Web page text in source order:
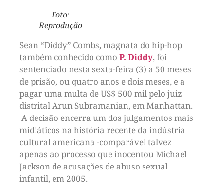
Foto:
Reprodução
Sean “Diddy” Combs, magnata do hip-hop
também conhecido como P. Diddy, foi
sentenciado nesta sexta-feira (3) a 50 meses
de prisão, ou quatro anos e dois meses, e a
pagar uma multa de US$ 500 mil pelo juiz
distrital Arun Subramanian, em Manhattan.
A decisão encerra um dos julgamentos mais
midiáticos na história recente da indústria
cultural americana -comparável talvez
apenas ao processo que inocentou Michael
Jackson de acusações de abuso sexual
infantil, em 2005.